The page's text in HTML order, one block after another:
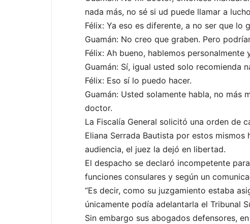
nada más, no sé si ud puede llamar a
Félix: Ya eso es diferente, a no ser que lo
Guamán: No creo que graben. Pero
Félix: Ah bueno, hablemos
Guamán: Sí, igual usted solo recomienda
Félix: Eso sí lo puedo hacer.
Guamán: Usted solamente habla, no
doctor.
La Fiscalía General solicitó una orden de
Eliana Serrada Bautista por estos
audiencia, el juez la dejó en libertad.
El despacho se declaró incompetente
funciones consulares y según un
“Es decir, como su juzgamiento estaba
únicamente podía adelantarla el Tribunal
Sin embargo sus abogados defensores,